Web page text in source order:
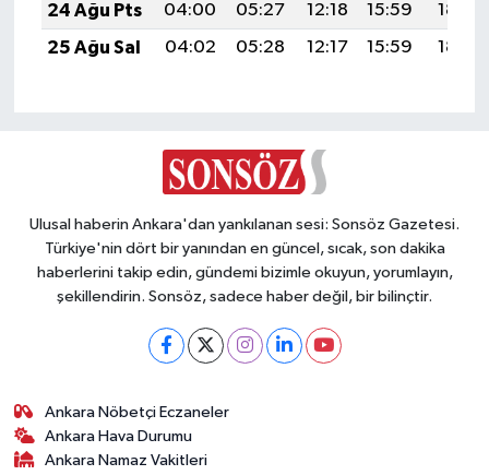
24 Ağu Pts
04:00 05:27 12:18 15:59
18:59
25 Ağu Sal
04:02 05:28 12:17 15:59 18:57
Ulusal haberin Ankara'dan yankılanan sesi: Sonsöz Gazetesi.
Türkiye'nin dört bir yanından en güncel, sıcak, son dakika
haberlerini takip edin, gündemi bizimle okuyun, yorumlayın,
şekillendirin. Sonsöz, sadece haber değil, bir bilinçtir.
Ankara Nöbetçi Eczaneler
Ankara Hava Durumu
Ankara Namaz Vakitleri